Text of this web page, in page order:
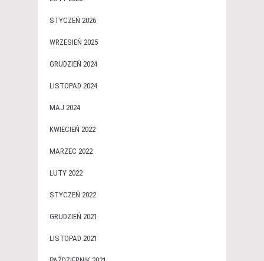
STYCZEŃ 2026
WRZESIEŃ 2025
GRUDZIEŃ 2024
LISTOPAD 2024
MAJ 2024
KWIECIEŃ 2022
MARZEC 2022
LUTY 2022
STYCZEŃ 2022
GRUDZIEŃ 2021
LISTOPAD 2021